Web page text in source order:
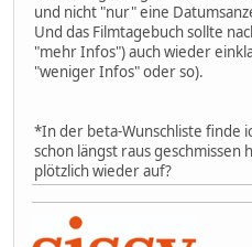
und nicht "nur" eine
Und das Filmtagebuch sollte
"mehr Infos") auch wieder
"weniger Infos" oder so).
*In der beta-Wunschliste finde
schon längst raus geschmissen
plötzlich wieder auf?